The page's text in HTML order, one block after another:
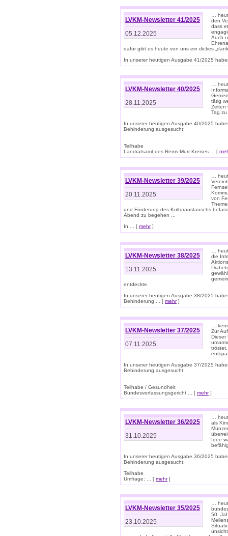
LVKM-Newsletter 41/2025
05.12.2025
…
den
dass
Auch
dafür gibt es heute von uns ein dickes
In unserer heutigen Ausgabe 41/2025
LVKM-Newsletter 40/2025
28.11.2025
…
tätig
Zeiten
Tag
In unserer heutigen Ausgabe 40/2025
Behinderung ausgesucht:
Teilhabe
Landratsamt des Rems-Murr-Kreises ... [
LVKM-Newsletter 39/2025
20.11.2025
…
von
und Förderung des Kulturaustauschs
Abend zu begehen ...
In ... [ mehr]
LVKM-Newsletter 38/2025
13.11.2025
…
die
entdeckte.
In unserer heutigen Ausgabe 38/2025
Behinderung ... [ mehr]
LVKM-Newsletter 37/2025
07.11.2025
…
Zur
Dieser
In unserer heutigen Ausgabe 37/2025
Behinderung ausgesucht:
Teilhabe / Gesundheit
Bundesverfassungsgericht ... [ mehr]
LVKM-Newsletter 36/2025
31.10.2025
…
als
Idee
In unserer heutigen Ausgabe 36/2025
Behinderung ausgesucht:
Teilhabe
Umfrage: ... [ mehr]
LVKM-Newsletter 35/2025
23.10.2025
…
50.